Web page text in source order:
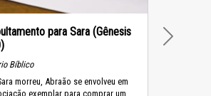
para Sara (Gênesis
Bíblico
morreu, Abraão se envolveu em
exemplar para comprar um
NEXT